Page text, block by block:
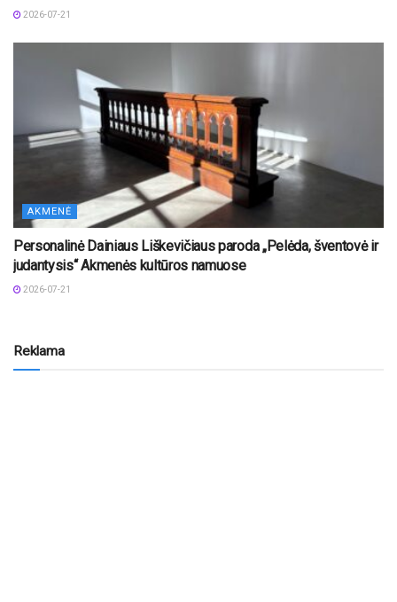
2026-07-21
AKMENĖ
Personalinė Dainiaus Liškevičiaus paroda „Pelėda, šventovė ir
judantysis“ Akmenės kultūros namuose
2026-07-21
Reklama